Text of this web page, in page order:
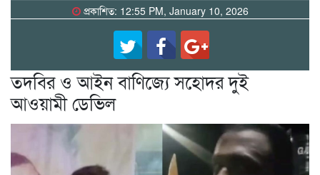
প্রকাশিত: 12:55 PM, January 10, 2026
তদবির ও আইন বাণিজ্যে সহোদর দুই
আওয়ামী ডেভিল